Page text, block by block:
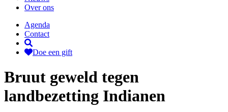
Over ons
Agenda
Contact
Doe een gift
Bruut geweld tegen
landbezetting Indianen